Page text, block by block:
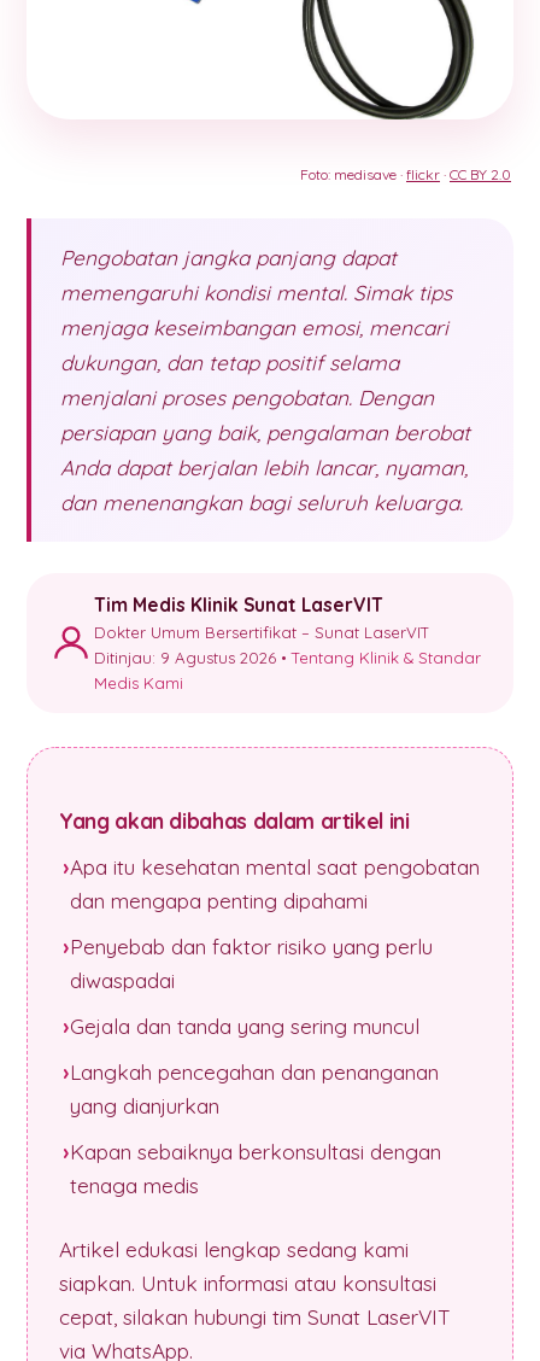
Foto: medisave · flickr · CC BY 2.0
Pengobatan jangka panjang dapat
memengaruhi kondisi mental. Simak tips
menjaga keseimbangan emosi, mencari
dukungan, dan tetap positif selama
menjalani proses pengobatan. Dengan
persiapan yang baik, pengalaman berobat
Anda dapat berjalan lebih lancar, nyaman,
dan menenangkan bagi seluruh keluarga.
Tim Medis Klinik Sunat LaserVIT
Dokter Umum Bersertifikat – Sunat LaserVIT
Ditinjau: 9 Agustus 2026 •Tentang Klinik & Standar
Medis Kami
Yang akan dibahas dalam artikel ini
Apa itu kesehatan mental saat pengobatan
dan mengapa penting dipahami
Penyebab dan faktor risiko yang perlu
diwaspadai
Gejala dan tanda yang sering muncul
Langkah pencegahan dan penanganan
yang dianjurkan
Kapan sebaiknya berkonsultasi dengan
tenaga medis
Artikel edukasi lengkap sedang kami
siapkan. Untuk informasi atau konsultasi
cepat, silakan hubungi tim Sunat LaserVIT
via WhatsApp.